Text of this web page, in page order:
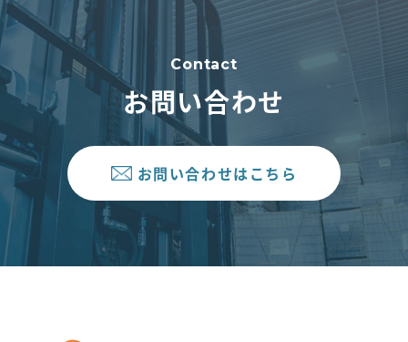
Contact
お問い合わせ
お問い合わせはこちら